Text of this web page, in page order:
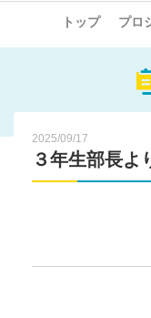
トップ プロ
2025/09/17
３年生部長よ